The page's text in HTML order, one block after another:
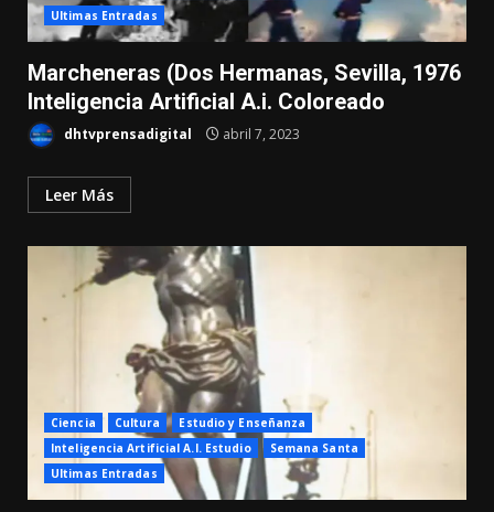
Ultimas Entradas
Marcheneras (Dos Hermanas, Sevilla, 1976
Inteligencia Artificial A.i. Coloreado
dhtvprensadigital abril 7, 2023
Leer Más
Ciencia Cultura
Estudio y Enseñanza
Inteligencia Artificial A.I. Estudio
Semana Santa
Ultimas Entradas